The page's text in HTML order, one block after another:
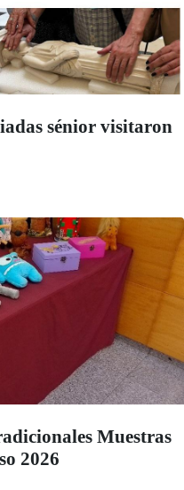
sénior visitaron
Muestras
2026